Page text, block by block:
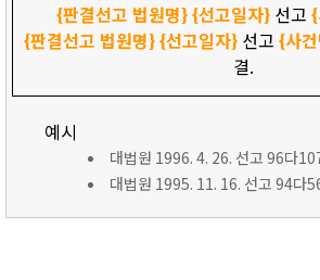
{판결선고 법원명}{선고일자}선고
{판결선고 법원명}{선고일자}선고 {사
결.
예시
대법원 1996. 4. 26. 선고 96다
대법원 1995. 11. 16. 선고 94다